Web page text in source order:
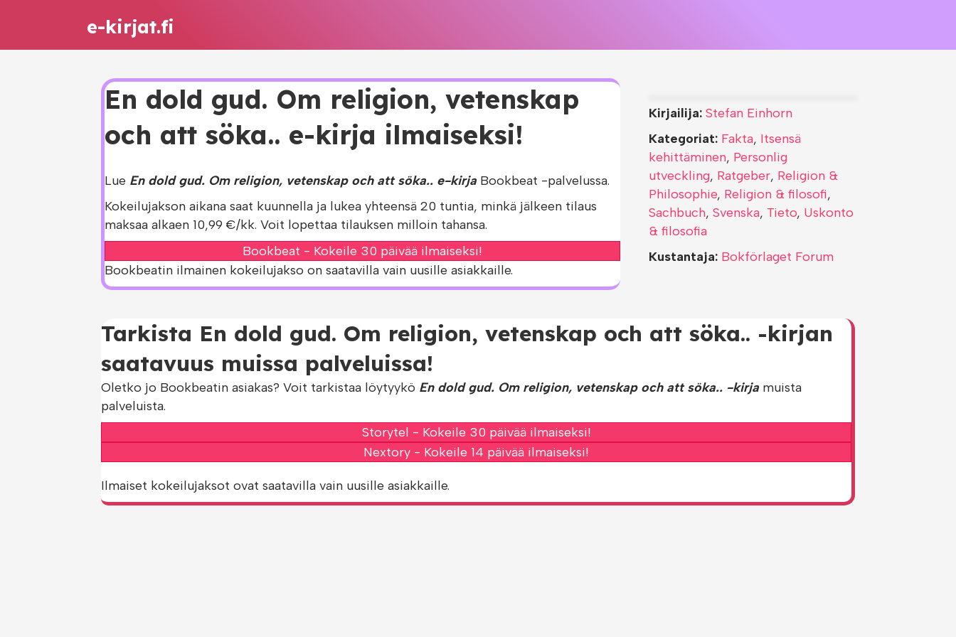
e-kirjat.fi
En dold gud. Om religion, vetenskap
och att söka.. e-kirja ilmaiseksi!
Lue En dold gud. Om religion, vetenskap och att söka.. e-kirja Bookbeat -palvelussa.
Kokeilujakson aikana saat kuunnella ja lukea yhteensä 20 tuntia, minkä jälkeen tilaus
maksaa alkaen 10,99 €/kk. Voit lopettaa tilauksen milloin tahansa.
Bookbeat - Kokeile 30 päivää ilmaiseksi!
Bookbeatin ilmainen kokeilujakso on saatavilla vain uusille asiakkaille.
Kirjailija: Stefan Einhorn
Kategoriat: Fakta, Itsensä
kehittäminen, Personlig
utveckling, Ratgeber, Religion &
Philosophie, Religion & filosofi,
Sachbuch, Svenska, Tieto, Uskonto
& filosofia
Kustantaja: Bokförlaget Forum
Tarkista En dold gud. Om religion, vetenskap och att söka.. -kirjan
saatavuus muissa palveluissa!
Oletko jo Bookbeatin asiakas? Voit tarkistaa löytyykö En dold gud. Om religion, vetenskap och att söka.. -kirja muista
palveluista.
Storytel - Kokeile 30 päivää ilmaiseksi!
Nextory - Kokeile 14 päivää ilmaiseksi!
Ilmaiset kokeilujaksot ovat saatavilla vain uusille asiakkaille.